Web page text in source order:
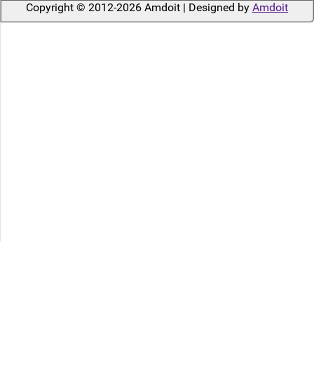
Copyright © 2012-2026 Amdoit | Designed by Amdoit